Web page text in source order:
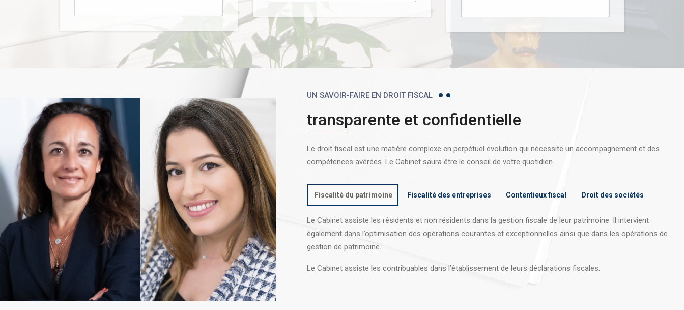
UN SAVOIR-FAIRE EN DROIT FISCAL
transparente et confidentielle
Le droit fiscal est une matière complexe en perpétuel évolution qui nécessite un accompagnement et des
compétences avérées. Le Cabinet saura être le conseil de votre quotidien.
Fiscalité du patrimoine Fiscalité des entreprises Contentieux fiscal Droit des sociétés
Le Cabinet assiste les résidents et non résidents dans la gestion fiscale de leur patrimoine. Il intervient
également dans l’optimisation des opérations courantes et exceptionnelles ainsi que dans les opérations de
gestion de patrimoine.
Le Cabinet assiste les contribuables dans l’établissement de leurs déclarations fiscales.